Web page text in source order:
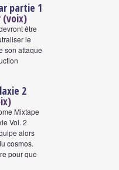
partie 1
(voix)
être
le
son attaque
2
Mixtape
Vol. 2
alors
cosmos.
pour que